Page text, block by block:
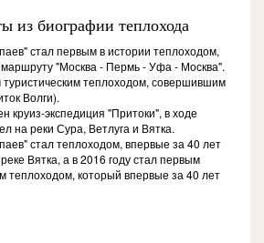
из биографии теплохода
стал первым в истории теплоходом,
"Москва - Пермь - Уфа - Москва".
теплоходом, совершившим
Волги).
круиз-экспедиция "Притоки", в ходе
на реки Сура, Ветлуга и Вятка.
стал теплоходом, впервые за 40 лет
Вятка, а в 2016 году стал первым
теплоходом, который впервые за 40 лет